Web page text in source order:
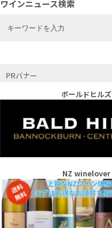
ワインニュース検索
PRバナー
ボールドヒルズ
NZ winelover